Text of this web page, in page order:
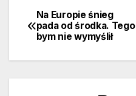
Nawigacja
wpisu
Na Europie śnieg
pada od środka. Tego
bym nie wymyślił